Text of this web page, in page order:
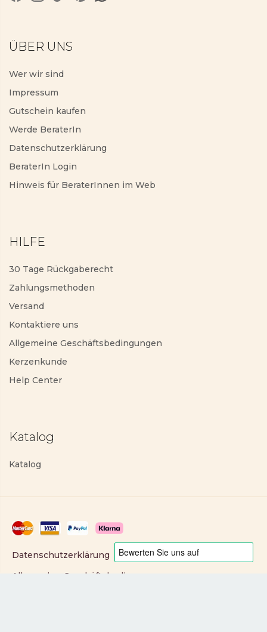
ÜBER UNS
Wer wir sind
Impressum
Gutschein kaufen
Werde BeraterIn
Datenschutzerklärung
BeraterIn Login
Hinweis für BeraterInnen im Web
HILFE
30 Tage Rückgaberecht
Zahlungsmethoden
Versand
Kontaktiere uns
Allgemeine Geschäftsbedingungen
Kerzenkunde
Help Center
Katalog
Katalog
Datenschutzerklärung
Allgemeine Geschäftsbedingungen